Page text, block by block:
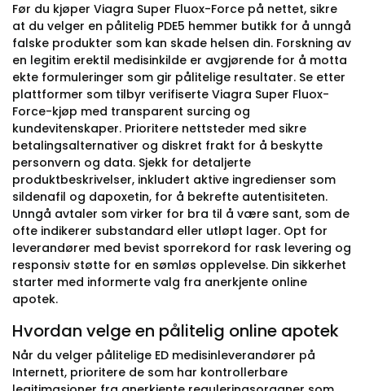
Før du kjøper Viagra Super Fluox-Force på nettet, sikre
at du velger en pålitelig PDE5 hemmer butikk for å unngå
falske produkter som kan skade helsen din. Forskning av
en legitim erektil medisinkilde er avgjørende for å motta
ekte formuleringer som gir pålitelige resultater. Se etter
plattformer som tilbyr verifiserte Viagra Super Fluox-
Force-kjøp med transparent surcing og
kundevitenskaper. Prioritere nettsteder med sikre
betalingsalternativer og diskret frakt for å beskytte
personvern og data. Sjekk for detaljerte
produktbeskrivelser, inkludert aktive ingredienser som
sildenafil og dapoxetin, for å bekrefte autentisiteten.
Unngå avtaler som virker for bra til å være sant, som de
ofte indikerer substandard eller utløpt lager. Opt for
leverandører med bevist sporrekord for rask levering og
responsiv støtte for en sømløs opplevelse. Din sikkerhet
starter med informerte valg fra anerkjente online
apotek.
Hvordan velge en pålitelig online apotek
Når du velger pålitelige ED medisinleverandører på
Internett, prioritere de som har kontrollerbare